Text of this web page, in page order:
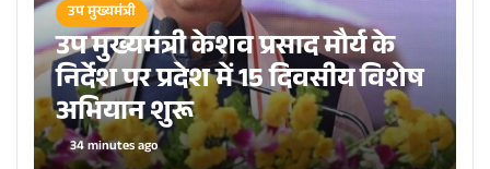
उप मुख्यमंत्री
उप मुख्यमंत्री केशव प्रसाद मौर्य के
निर्देश पर प्रदेश में 15 दिवसीय विशेष
अभियान शुरू
34 minutes ago